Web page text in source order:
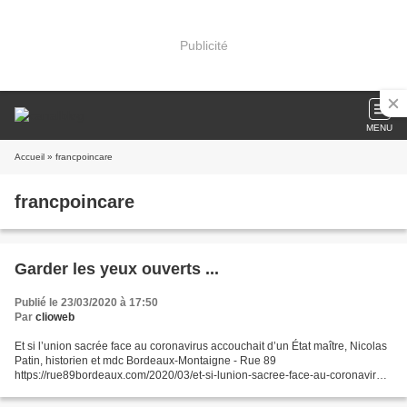
Publicité
MENU
Accueil » francpoincare
francpoincare
Garder les yeux ouverts ...
Publié le 23/03/2020 à 17:50
Par clioweb
Et si l’union sacrée face au coronavirus accouchait d’un État maître, Nicolas
Patin, historien et mdc Bordeaux-Montaigne - Rue 89
https://rue89bordeaux.com/2020/03/et-si-lunion-sacree-face-au-coronavirus-